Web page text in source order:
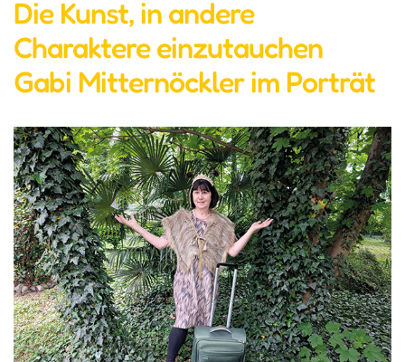
Die Kunst, in andere
Charaktere einzutauchen
Gabi Mitternöckler im Porträt